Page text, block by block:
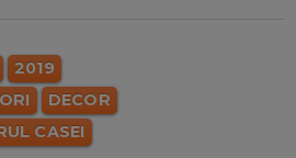
2019
DECOR
CASEI